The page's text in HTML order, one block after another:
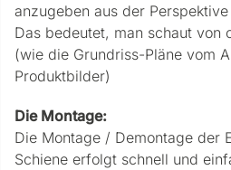
anzugeben aus der
Das bedeutet, man schaut von
(wie die Grundriss-Pläne vom
Produktbilder)
Die Montage:
Die Montage / Demontage der
Schiene erfolgt schnell und